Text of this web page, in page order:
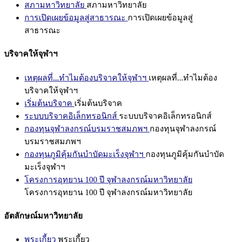
สภามหาวิทยาลัย สภามหาวิทยาลัย
การเปิดเผยข้อมูลสู่สาธารณะ การเปิดเผยข้อมูลสู่
สาธารณะ
บริจาคให้จุฬาฯ
เหตุผลที่...ทำไมต้องบริจาคให้จุฬาฯ เหตุผลที่...ทำไมต้อง
บริจาคให้จุฬาฯ
เริ่มต้นบริจาค เริ่มต้นบริจาค
ระบบบริจาคอิเล็กทรอนิกส์ ระบบบริจาคอิเล็กทรอนิกส์
กองทุนจุฬาลงกรณ์บรมราชสมภพฯ กองทุนจุฬาลงกรณ์
บรมราชสมภพฯ
กองทุนภูมิคุ้มกันบำบัดมะเร็งจุฬาฯ กองทุนภูมิคุ้มกันบำบัด
มะเร็งจุฬาฯ
โครงการอุทยาน 100 ปี จุฬาลงกรณ์มหาวิทยาลัย
โครงการอุทยาน 100 ปี จุฬาลงกรณ์มหาวิทยาลัย
อัตลักษณ์มหาวิทยาลัย
พระเกี้ยว พระเกี้ยว